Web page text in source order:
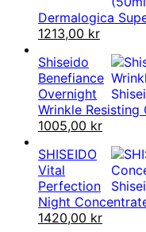
Dermalogica
Det
priset
var:
1290,00 kr.
1213,00 krDet
priset
är:
Shiseido
Benefiance
Overnight
Wrinkle Resisting
Det
priset
var:
1490,00 kr.
1005,00 krDet
priset
är:
SHISEIDO
Vital
Perfection
Night
Det
1420,00 krDet